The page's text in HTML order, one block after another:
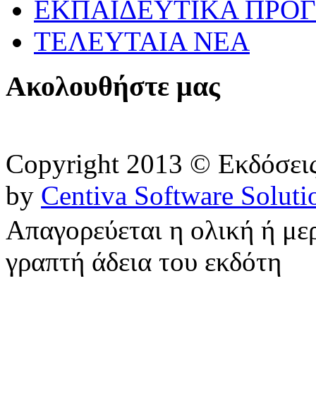
ΕΚΠΑΙΔΕΥΤΙΚΑ
ΤΕΛΕΥΤΑΙΑ ΝΕΑ
Ακολουθήστε μας
Copyright 2013 ©
by Centiva Software
Απαγορεύεται η ολική ή
γραπτή άδεια του εκδότη